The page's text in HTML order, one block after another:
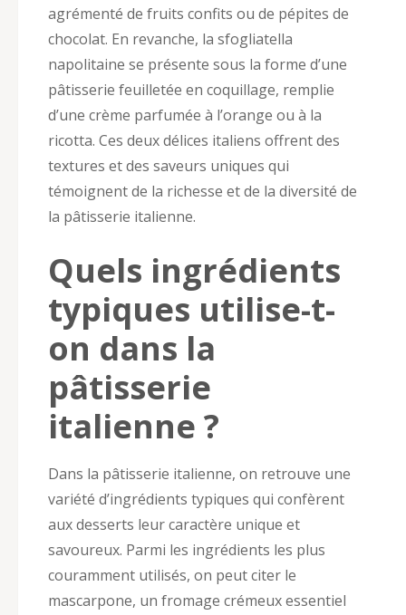
agrémenté de fruits confits ou de pépites de
chocolat. En revanche, la sfogliatella
napolitaine se présente sous la forme d’une
pâtisserie feuilletée en coquillage, remplie
d’une crème parfumée à l’orange ou à la
ricotta. Ces deux délices italiens offrent des
textures et des saveurs uniques qui
témoignent de la richesse et de la diversité de
la pâtisserie italienne.
Quels ingrédients
typiques utilise-t-
on dans la
pâtisserie
italienne ?
Dans la pâtisserie italienne, on retrouve une
variété d’ingrédients typiques qui confèrent
aux desserts leur caractère unique et
savoureux. Parmi les ingrédients les plus
couramment utilisés, on peut citer le
mascarpone, un fromage crémeux essentiel